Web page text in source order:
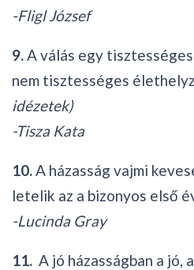
-Fligl József
9.A válás egy
nem tisztességes
idézetek)
-Tisza Kata
10.A házasság vajmi
letelik az a bizonyos első
-Lucinda Gray
11. A jó házasságban a jó,